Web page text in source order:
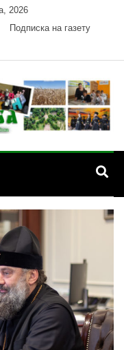
2026
Подписка на газету
РА
Адыгея